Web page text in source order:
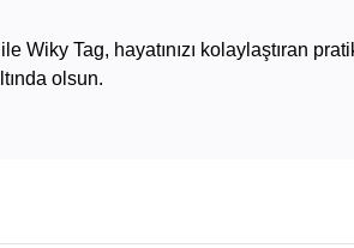
Wiky Tag, hayatınızı kolaylaştıran
olsun.